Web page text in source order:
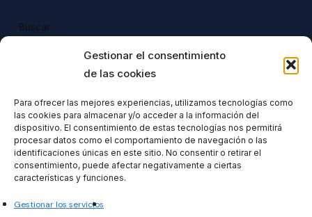
Gestionar el consentimiento
de las cookies
Para ofrecer las mejores experiencias, utilizamos tecnologías como
las cookies para almacenar y/o acceder a la información del
dispositivo. El consentimiento de estas tecnologías nos permitirá
procesar datos como el comportamiento de navegación o las
identificaciones únicas en este sitio. No consentir o retirar el
consentimiento, puede afectar negativamente a ciertas
características y funciones.
Gestionar los servicios
Buscar
Todos nuestros productos tienen
incluido el IVA en su precio.